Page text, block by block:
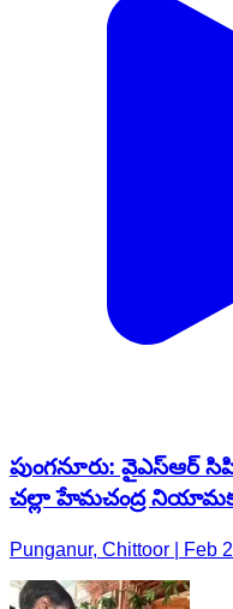
పుంగనూరు: వైఎస్ఆర్
చల్లా హేమచంద్ర
Punganur, Chittoor | Feb